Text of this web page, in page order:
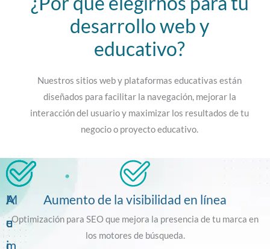
Nuestros sitios web y plataformas educativas están
diseñados para facilitar la navegación, mejorar la
interacción del usuario y maximizar los resultados de tu
negocio o proyecto educativo.
desarrollo web y
educativo?
M
e
j
A
u
m
A
c
c
Aumento de la visibilidad en línea
Optimización para SEO que mejora la presencia de tu marca en
los motores de búsqueda.